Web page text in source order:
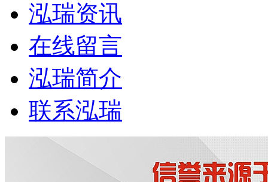
泓瑞资讯
在线留言
泓瑞简介
联系泓瑞